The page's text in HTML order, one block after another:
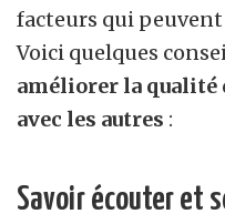
facteurs qui
Voici quelques
améliorer la
avec les autres :
Savoir écouter et